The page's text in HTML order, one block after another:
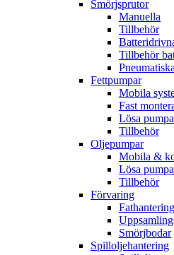
Smörjsprutor
Manuella
Tillbehör
Tillbehör
Pneumatiska
Fettpumpar
Mobila
Fast
Lösa
Tillbehör
Oljepumpar
Mobila &
Lösa
Tillbehör
Förvaring
Fathantering
Smörjbodar
Spilloljehantering